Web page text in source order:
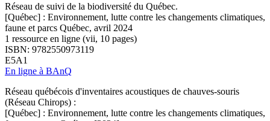
Réseau de suivi de la biodiversité du Québec.
[Québec] : Environnement, lutte contre les changements climatiques,
faune et parcs Québec, avril 2024
1 ressource en ligne (vii, 10 pages)
ISBN: 9782550973119
E5A1
En ligne à BAnQ
Réseau québécois d'inventaires acoustiques de chauves-souris
(Réseau Chirops) :
[Québec] : Environnement, lutte contre les changements climatiques,